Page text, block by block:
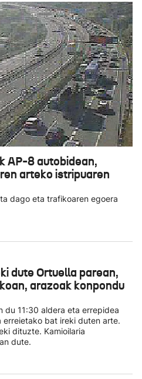
AP-8 autobidean,
arteko istripuaren
dago eta trafikoaren egoera
dute Ortuella parean,
arazoak konpondu
du 11:30 aldera eta errepidea
bat ireki duten arte.
dituzte. Kamioilaria
dute.